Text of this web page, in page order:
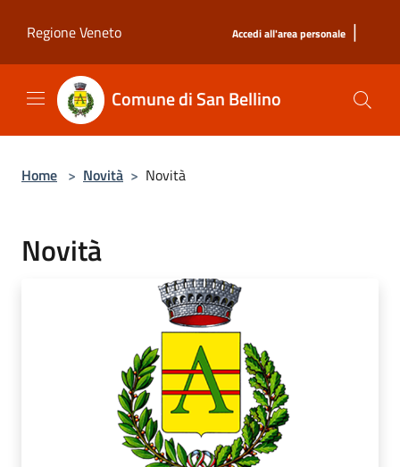
Regione Veneto
Accedi all'area personale |
Comune di San Bellino
Home > Novità > Novità
Novità